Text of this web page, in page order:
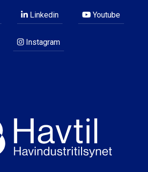
Linkedin Youtube
Instagram